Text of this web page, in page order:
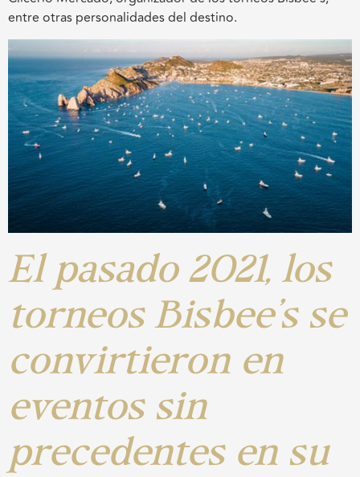
entre otras personalidades del destino.
El pasado 2021, los
torneos Bisbee’s se
convirtieron en
eventos sin
precedentes en su